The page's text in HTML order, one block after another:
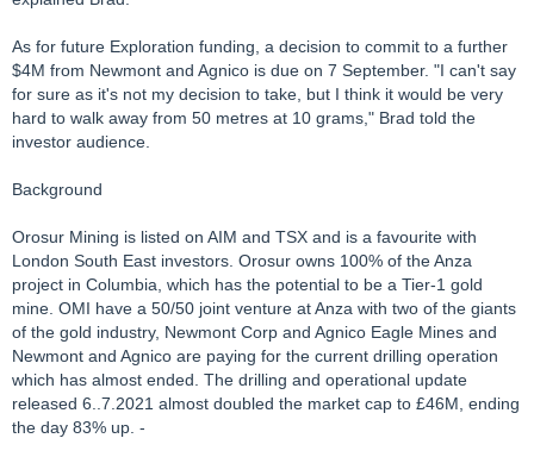
As for future Exploration funding, a decision to commit to a further
$4M from Newmont and Agnico is due on 7 September. "I can't say
for sure as it's not my decision to take, but I think it would be very
hard to walk away from 50 metres at 10 grams," Brad told the
investor audience.
Background
Orosur Mining is listed on AIM and TSX and is a favourite with
London South East investors. Orosur owns 100% of the Anza
project in Columbia, which has the potential to be a Tier-1 gold
mine. OMI have a 50/50 joint venture at Anza with two of the giants
of the gold industry, Newmont Corp and Agnico Eagle Mines and
Newmont and Agnico are paying for the current drilling operation
which has almost ended. The drilling and operational update
released 6..7.2021 almost doubled the market cap to £46M, ending
the day 83% up. -